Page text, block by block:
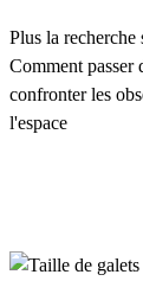
Plus la recherche
Comment passer
confronter les
l'espace